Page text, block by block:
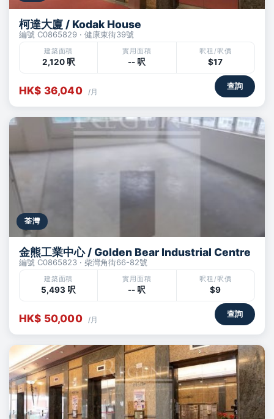
柯達大廈 / Kodak House
編號 C0865829 · 健康東街39號
建築面積
2,120 呎
實用面積
-- 呎
呎租/呎價
$17
HK$ 36,040 /月
查詢
荃灣
金熊工業中心 / Golden Bear Industrial Centre
編號 C0865823 · 柴灣角街66-82號
建築面積
5,493 呎
實用面積
-- 呎
呎租/呎價
$9
HK$ 50,000 /月
查詢